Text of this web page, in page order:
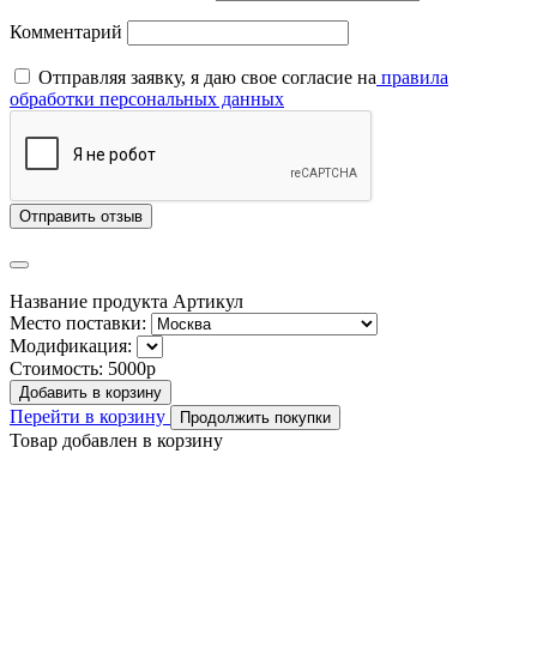
Комментарий
Отправляя заявку, я даю свое согласие на правила
обработки персональных данных
Отправить отзыв
Название продукта Артикул
Место поставки:
Модификация:
Стоимость: 5000р
Добавить в корзину
Перейти в корзину Продолжить покупки
Товар добавлен в корзину